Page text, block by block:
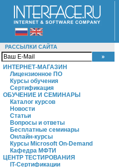
РАССЫЛКИ САЙТА
ИНТЕРНЕТ-МАГАЗИН
Лицензионное ПО
Курсы обучения
Сертификация
ОБУЧЕНИЕ И СЕМИНАРЫ
Каталог курсов
Новости
Статьи
Вопросы и ответы
Бесплатные семинары
Онлайн-курсы
Курсы Microsoft On-Demand
Кафедра МФТИ
ЦЕНТР ТЕСТИРОВАНИЯ
IT-Сертификации